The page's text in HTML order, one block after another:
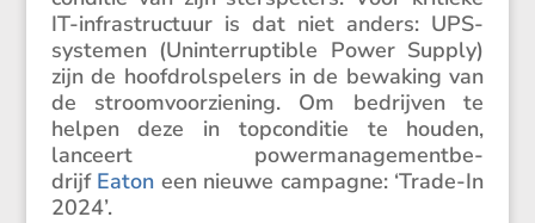
IT-infra­struc­tuur is dat niet anders: UPS-
systemen (Uninter­rup­tible Power Supply)
zijn de hoofd­rol­spe­lers in de bewaking van
de stroom­voor­zie­ning. Om bedrijven te
helpen deze in topcon­ditie te houden,
lanceert power­ma­na­ge­ment­be­
drijf Eaton een nieuwe campagne: ‘Trade-In
2024’.